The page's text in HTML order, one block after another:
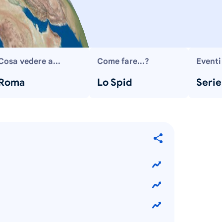
vedere a... Come fare...?
Lo Spid
Eventi